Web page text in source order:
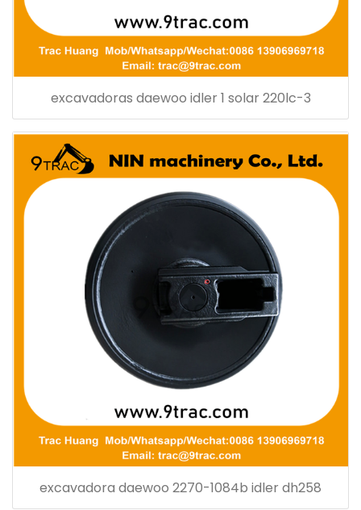
excavadoras daewoo idler 1 solar 220lc-3
excavadora daewoo 2270-1084b idler dh258